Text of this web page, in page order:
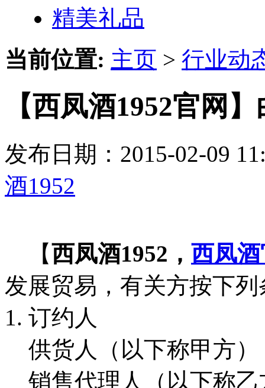
精美礼品
当前位置: 主页 > 行业动
【西凤酒1952官网
发布日期：2015-02-09
酒1952
【西凤酒1952， 西凤
发展贸易，有关方按下
1. 订约人
供货人（以下称甲方
销售代理人（以下